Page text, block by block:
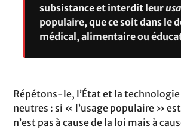
subsistance et interdit leur
populaire, que ce soit dans le
médical, alimentaire ou
Répétons-le, l’État et la technologie
neutres : si « l’usage populaire »
n’est pas à cause de la loi mais à